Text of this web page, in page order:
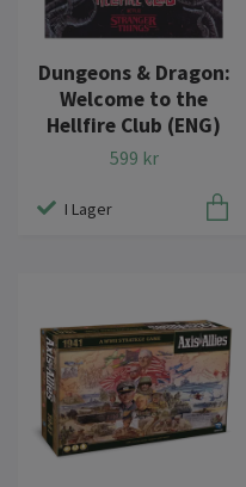
Dungeons & Dragon:
Welcome to the
Hellfire Club (ENG)
599 kr
I Lager